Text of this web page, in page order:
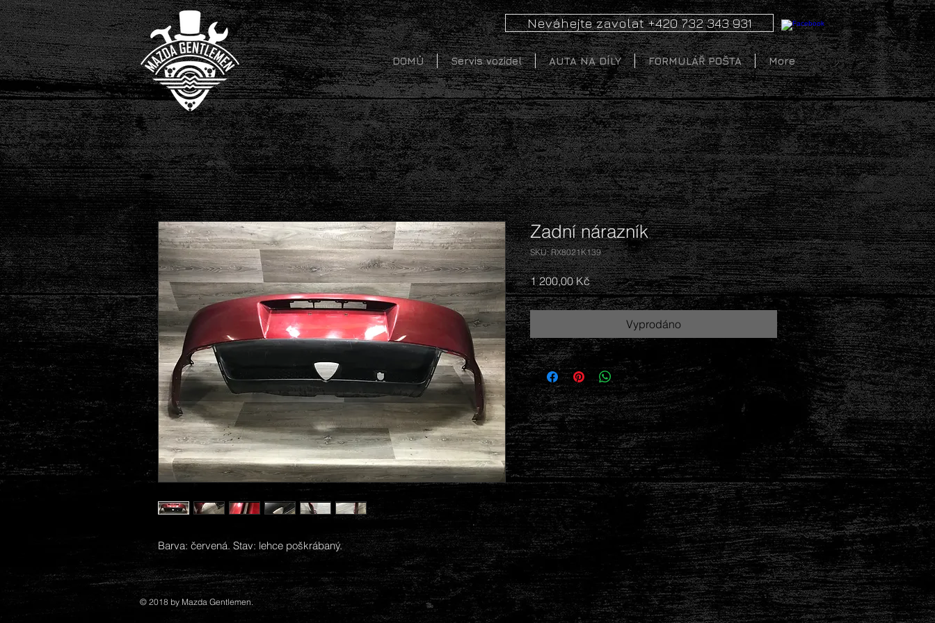
Neváhejte zavolat +420 732 343 931
DOMŮ Servis vozidel AUTA NA DÍLY FORMULÁŘ POŠTA More
Barva: červená. Stav: lehce poškrábaný.
Zadní nárazník
SKU: RX8021K139
1 200,00 KčCena
Vyprodáno
© 2018 by Mazda Gentlemen.